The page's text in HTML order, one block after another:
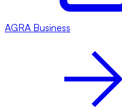
AGRA Business